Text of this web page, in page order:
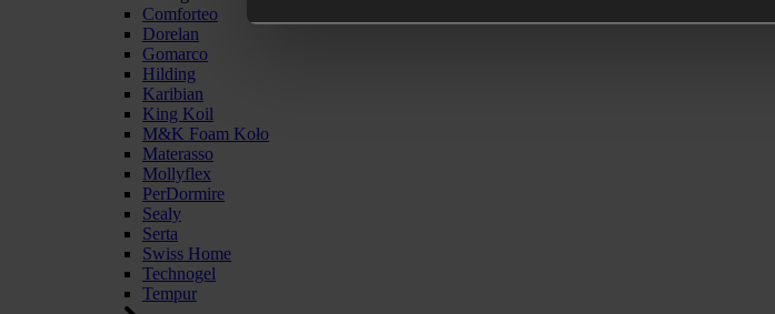
Comforteo
Dorelan
Gomarco
Hilding
Karibian
King Koil
M&K Foam Koło
Materasso
Mollyflex
PerDormire
Sealy
Serta
Swiss Home
Technogel
Tempur